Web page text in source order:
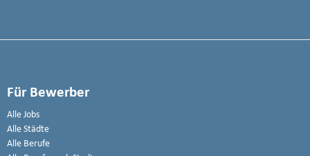
Für Bewerber
Alle Jobs
Alle Städte
Alle Berufe